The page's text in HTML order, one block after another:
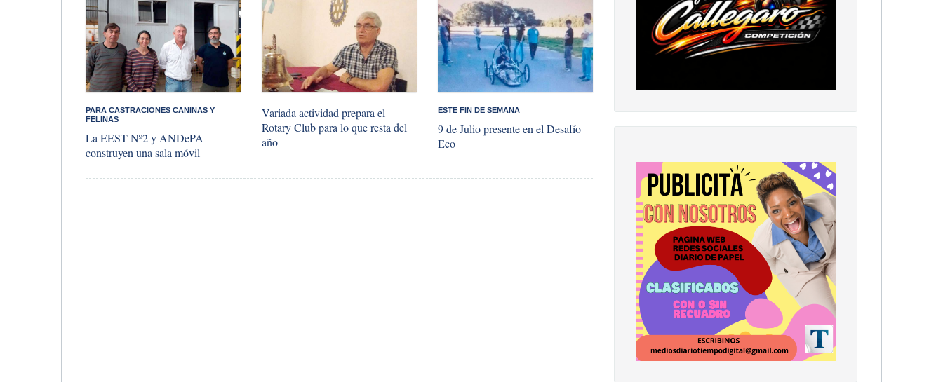
PARA CASTRACIONES CANINAS Y
FELINAS
La EEST Nº2 y ANDePA
construyen una sala móvil
Variada actividad prepara el
Rotary Club para lo que resta del
año
ESTE FIN DE SEMANA
9 de Julio presente en el Desafío
Eco